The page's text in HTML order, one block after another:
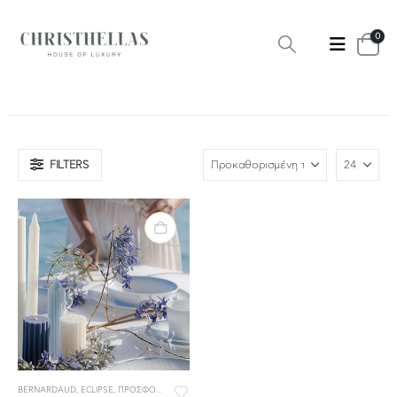
0
FILTERS
BERNARDAUD, ECLIPSE, ΠΡΟΣΦΟΡΕΣ , ΣΕΡΒΙΤΣΙΑ ΠΟΡΣΕΛΑΝΗΣ